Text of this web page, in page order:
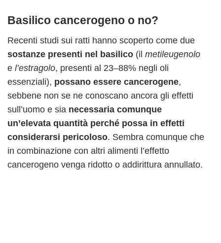
Basilico cancerogeno o no?
Recenti studi sui ratti hanno scoperto come due
sostanze presenti nel basilico (il metileugenolo
e l’estragolo, presenti al 23–88% negli oli
essenziali), possano essere cancerogene,
sebbene non se ne conoscano ancora gli effetti
sull’uomo e sia necessaria comunque
un’elevata quantità perché possa in effetti
considerarsi pericoloso. Sembra comunque che
in combinazione con altri alimenti l’effetto
cancerogeno venga ridotto o addirittura annullato.